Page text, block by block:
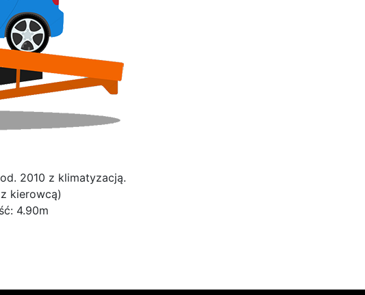
2010 z klimatyzacją.
kierowcą)
4.90m